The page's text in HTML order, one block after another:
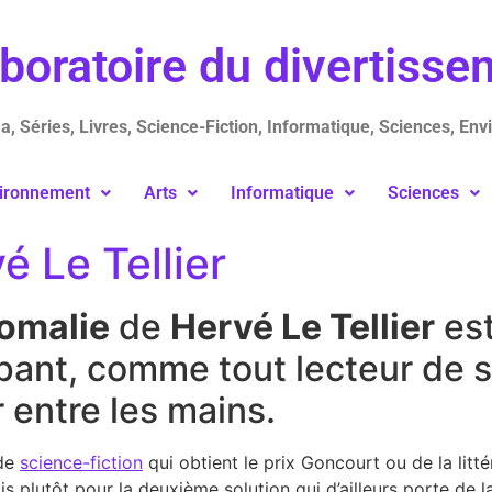
du
Séries, Livres, Science-Fiction, Informatique, Sciences,
Arts Informatique Sciences
Le Tellier
de Hervé Le Tellier
comme tout lecteur de
entre les mains.
science-fiction qui obtient le prix Goncourt ou de la